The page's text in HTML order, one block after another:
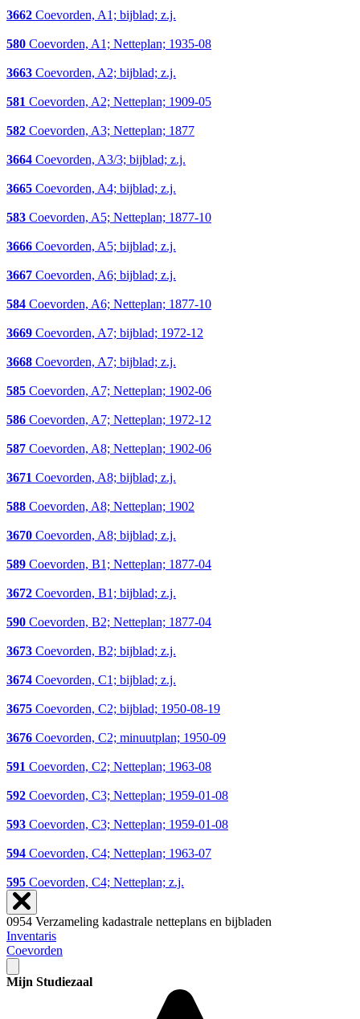
3662 Coevorden, A1; bijblad; z.j.
580 Coevorden, A1; Netteplan; 1935-08
3663 Coevorden, A2; bijblad; z.j.
581 Coevorden, A2; Netteplan; 1909-05
582 Coevorden, A3; Netteplan; 1877
3664 Coevorden, A3/3; bijblad; z.j.
3665 Coevorden, A4; bijblad; z.j.
583 Coevorden, A5; Netteplan; 1877-10
3666 Coevorden, A5; bijblad; z.j.
3667 Coevorden, A6; bijblad; z.j.
584 Coevorden, A6; Netteplan; 1877-10
3669 Coevorden, A7; bijblad; 1972-12
3668 Coevorden, A7; bijblad; z.j.
585 Coevorden, A7; Netteplan; 1902-06
586 Coevorden, A7; Netteplan; 1972-12
587 Coevorden, A8; Netteplan; 1902-06
3671 Coevorden, A8; bijblad; z.j.
588 Coevorden, A8; Netteplan; 1902
3670 Coevorden, A8; bijblad; z.j.
589 Coevorden, B1; Netteplan; 1877-04
3672 Coevorden, B1; bijblad; z.j.
590 Coevorden, B2; Netteplan; 1877-04
3673 Coevorden, B2; bijblad; z.j.
3674 Coevorden, C1; bijblad; z.j.
3675 Coevorden, C2; bijblad; 1950-08-19
3676 Coevorden, C2; minuutplan; 1950-09
591 Coevorden, C2; Netteplan; 1963-08
592 Coevorden, C3; Netteplan; 1959-01-08
593 Coevorden, C3; Netteplan; 1959-01-08
594 Coevorden, C4; Netteplan; 1963-07
595 Coevorden, C4; Netteplan; z.j.
0954 Verzameling kadastrale netteplans en bijbladen
Inventaris
Coevorden
Mijn Studiezaal